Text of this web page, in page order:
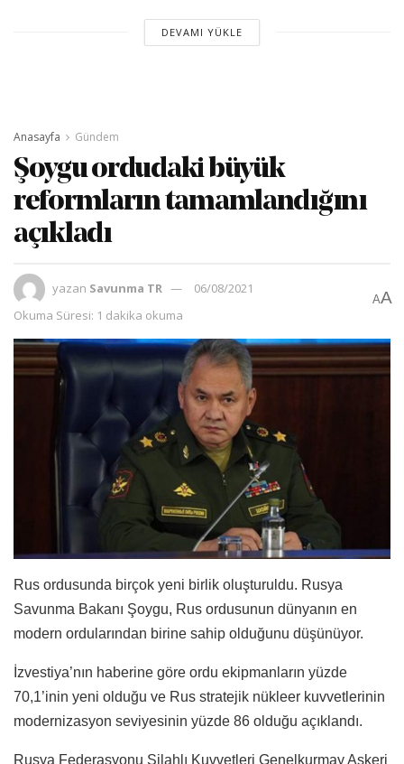
DEVAMI YÜKLE
Anasayfa Gündem
Şoygu ordudaki büyük
reformların tamamlandığını
açıkladı
yazan Savunma TR
06/08/2021
Okuma Süresi: 1 dakika okuma
AA
Rus ordusunda birçok yeni birlik oluşturuldu. Rusya
Savunma Bakanı Şoygu, Rus ordusunun dünyanın en
modern ordularından birine sahip olduğunu düşünüyor.
İzvestiya’nın haberine göre ordu ekipmanların yüzde
70,1’inin yeni olduğu ve Rus stratejik nükleer kuvvetlerinin
modernizasyon seviyesinin yüzde 86 olduğu açıklandı.
Rusya Federasyonu Silahlı Kuvvetleri Genelkurmay Askeri